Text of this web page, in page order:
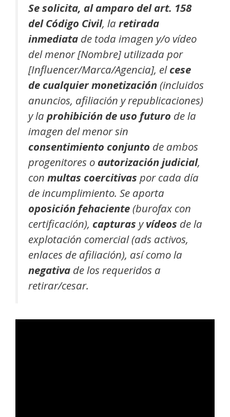
Se solicita, al amparo del art. 158
del Código Civil, la retirada
inmediata de toda imagen y/o vídeo
del menor [Nombre] utilizada por
[Influencer/Marca/Agencia], elcese
de cualquier monetización(incluidos
anuncios, afiliación y republicaciones)
y la prohibición de uso futuro de la
imagen del menor sin
consentimiento conjunto de ambos
progenitores o autorización judicial,
con multas coercitivas por cada día
de incumplimiento. Se aporta
oposición fehaciente(burofax con
certificación), capturas yvídeos de la
explotación comercial (ads activos,
enlaces de afiliación), así como la
negativa de los requeridos a
retirar/cesar.